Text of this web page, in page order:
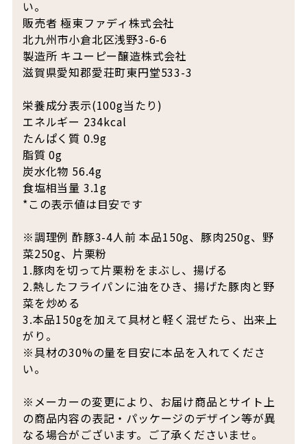
い。
販売者 極東ファディ株式会社
北九州市小倉北区浅野3-6-6
製造所 キユーピー醸造株式会社
滋賀県愛知郡愛荘町東円堂533-3
栄養成分表示(100g当たり)
エネルギー 234kcal
たんぱく質 0.9g
脂質 0g
炭水化物 56.4g
食塩相当量 3.1g
*この表示値は目安です
※調理例 酢豚3-4人前 本品150g、豚肉250g、野
菜250g、片栗粉
1.豚肉を切って片栗粉をまぶし、揚げる
2.熱したフライパンに油をひき、揚げた豚肉と野
菜を炒める
3.本品150gを加えて具材と軽く混ぜたら、出来上
がり。
※具材の30%の量を目安に本品を入れてくださ
い。
※メーカーの変更により、お届け商品とサイト上
の商品内容の表記・パッケージのデザイン等が異
なる場合がございます。ご了承くださいませ。